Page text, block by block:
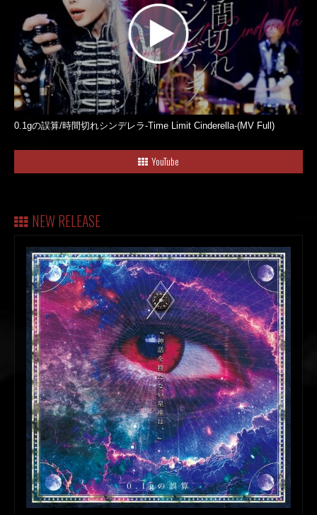
0.1gの誤算/時間切れシンデレラ-Time Limit Cinderella-(MV Full)
YouTube
NEW RELEASE